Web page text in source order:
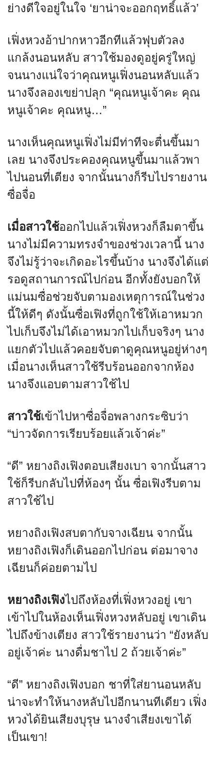
ย่างดีใจอยู่ในใจ ‘ยาน่าจะออกฤทธิ์แล้ว’
เฟิ่งหวงอ้าปากหาวอีกทีแล้วฟุบตัวลง
แกล้งนอนหลับ สาวใช้มองดูอยู่ครู่ใหญ่
จนนางแน่ใจว่าคุณหนูเฟิ่งนอนหลับแล้ว
นางจึงลองเขย่าปลุก “คุณหนูเจ้าคะ คุณ
หนูเจ้าคะ คุณหนู…”
นางเห็นคุณหนูเฟิ่งไม่มีท่าทีจะตื่นขึ้นมา
เลย นางจึงประคองคุณหนูขึ้นมาแล้วพา
ไปนอนที่เตียง จากนั้นนางก็รีบไปรายงาน
ซื่อจื่อ
เมื่อสาวใช้ออกไปแล้วเฟิ่งหวงก็ลืมตาขึ้น
นางไม่มีความทรงจำของช่วงเวลานี้ นาง
จึงไม่รู้ว่าจะเกิดอะไรขึ้นบ้าง นางจึงได้แต่
รอดูสถานการณ์ไปก่อน อีกทั้งยังบอกให้
แม่นมซื่อช่วยจับตามองเหตุการณ์ในช่วง
นี้ให้ดีๆ ดังนั้นซื่อเฟิงที่ถูกใช้ให้เอาหมวก
ไปเก็บจึงไม่ได้เอาหมวกไปเก็บจริงๆ นาง
แยกตัวไปแล้วคอยจับตาดูคุณหนูอยู่ห่างๆ
เมื่อนางเห็นสาวใช้รีบร้อนออกจากห้อง
นางจึงแอบตามสาวใช้ไป
สาวใช้เข้าไปหาซื่อจื่อพลางกระซิบว่า
“บ่าวจัดการเรียบร้อยแล้วเจ้าค่ะ”
“ดี” หยางถิงเฟิงตอบเสียงเบา จากนั้นสาว
ใช้ก็รีบกลับไปที่ห้องๆ นั้น ซื่อเฟิงรีบตาม
สาวใช้ไป
หยางถิงเฟิงสบตากับจางเฉียน จากนั้น
หยางถิงเฟิงก็เดินออกไปก่อน ต่อมาจาง
เฉียนก็ค่อยตามไป
หยางถิงเฟิงไปถึงห้องที่เฟิ่งหวงอยู่ เขา
เข้าไปในห้องเห็นเฟิ่งหวงหลับอยู่ เขาเดิน
ไปถึงข้างเตียง สาวใช้รายงานว่า “ยังหลับ
อยู่เจ้าค่ะ นางดื่มชาไป 2 ถ้วยเจ้าค่ะ”
“ดี” หยางถิงเฟิงบอก ชาที่ใส่ยานอนหลับ
น่าจะทำให้นางหลับไปอีกนานทีเดียว เฟิ่ง
หวงได้ยินเสียงบุรุษ นางจำเสียงเขาได้
เป็นเขา!